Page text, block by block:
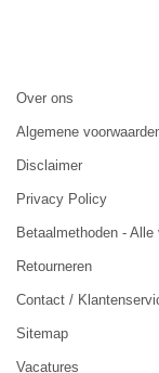
Over ons
Algemene
Disclaimer
Privacy Policy
Betaalmethoden -
Retourneren
Contact /
Sitemap
Vacatures